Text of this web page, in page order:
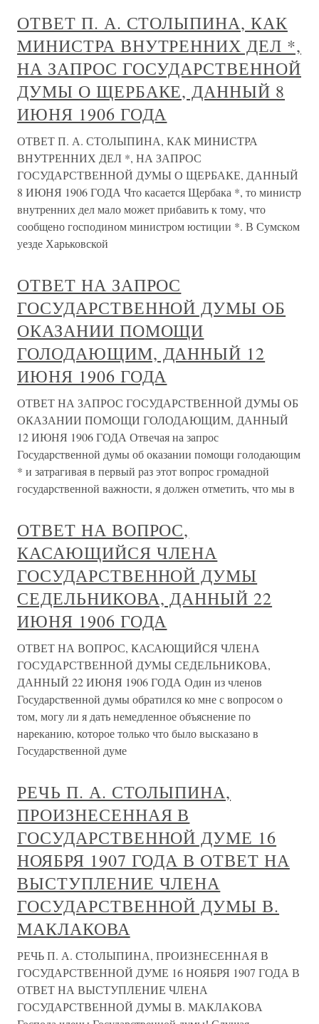
ОТВЕТ П. А. СТОЛЫПИНА, КАК
МИНИСТРА ВНУТРЕННИХ ДЕЛ *,
НА ЗАПРОС ГОСУДАРСТВЕННОЙ
ДУМЫ О ЩЕРБАКЕ, ДАННЫЙ 8
ИЮНЯ 1906 ГОДА
ОТВЕТ П. А. СТОЛЫПИНА, КАК МИНИСТРА
ВНУТРЕННИХ ДЕЛ *, НА ЗАПРОС
ГОСУДАРСТВЕННОЙ ДУМЫ О ЩЕРБАКЕ, ДАННЫЙ
8 ИЮНЯ 1906 ГОДА Что касается Щербака *, то министр
внутренних дел мало может прибавить к тому, что
сообщено господином министром юстиции *. В Сумском
уезде Харьковской
ОТВЕТ НА ЗАПРОС
ГОСУДАРСТВЕННОЙ ДУМЫ OБ
ОКАЗАНИИ ПОМОЩИ
ГОЛОДАЮЩИМ, ДАННЫЙ 12
ИЮНЯ 1906 ГОДА
ОТВЕТ НА ЗАПРОС ГОСУДАРСТВЕННОЙ ДУМЫ OБ
ОКАЗАНИИ ПОМОЩИ ГОЛОДАЮЩИМ, ДАННЫЙ
12 ИЮНЯ 1906 ГОДА Отвечая на запрос
Государственной думы об оказании помощи голодающим
* и затрагивая в первый раз этот вопрос громадной
государственной важности, я должен отметить, что мы в
ОТВЕТ НА ВОПРОС,
КАСАЮЩИЙСЯ ЧЛЕНА
ГОСУДАРСТВЕННОЙ ДУМЫ
СЕДЕЛЬНИКОВА, ДАННЫЙ 22
ИЮНЯ 1906 ГОДА
ОТВЕТ НА ВОПРОС, КАСАЮЩИЙСЯ ЧЛЕНА
ГОСУДАРСТВЕННОЙ ДУМЫ СЕДЕЛЬНИКОВА,
ДАННЫЙ 22 ИЮНЯ 1906 ГОДА Один из членов
Государственной думы обратился ко мне с вопросом о
том, могу ли я дать немедленное объяснение по
нареканию, которое только что было высказано в
Государственной думе
РЕЧЬ П. А. СТОЛЫПИНА,
ПРОИЗНЕСЕННАЯ В
ГОСУДАРСТВЕННОЙ ДУМЕ 16
НОЯБРЯ 1907 ГОДА В ОТВЕТ НА
ВЫСТУПЛЕНИЕ ЧЛЕНА
ГОСУДАРСТВЕННОЙ ДУМЫ В.
МАКЛАКОВА
РЕЧЬ П. А. СТОЛЫПИНА, ПРОИЗНЕСЕННАЯ В
ГОСУДАРСТВЕННОЙ ДУМЕ 16 НОЯБРЯ 1907 ГОДА В
ОТВЕТ НА ВЫСТУПЛЕНИЕ ЧЛЕНА
ГОСУДАРСТВЕННОЙ ДУМЫ В. МАКЛАКОВА